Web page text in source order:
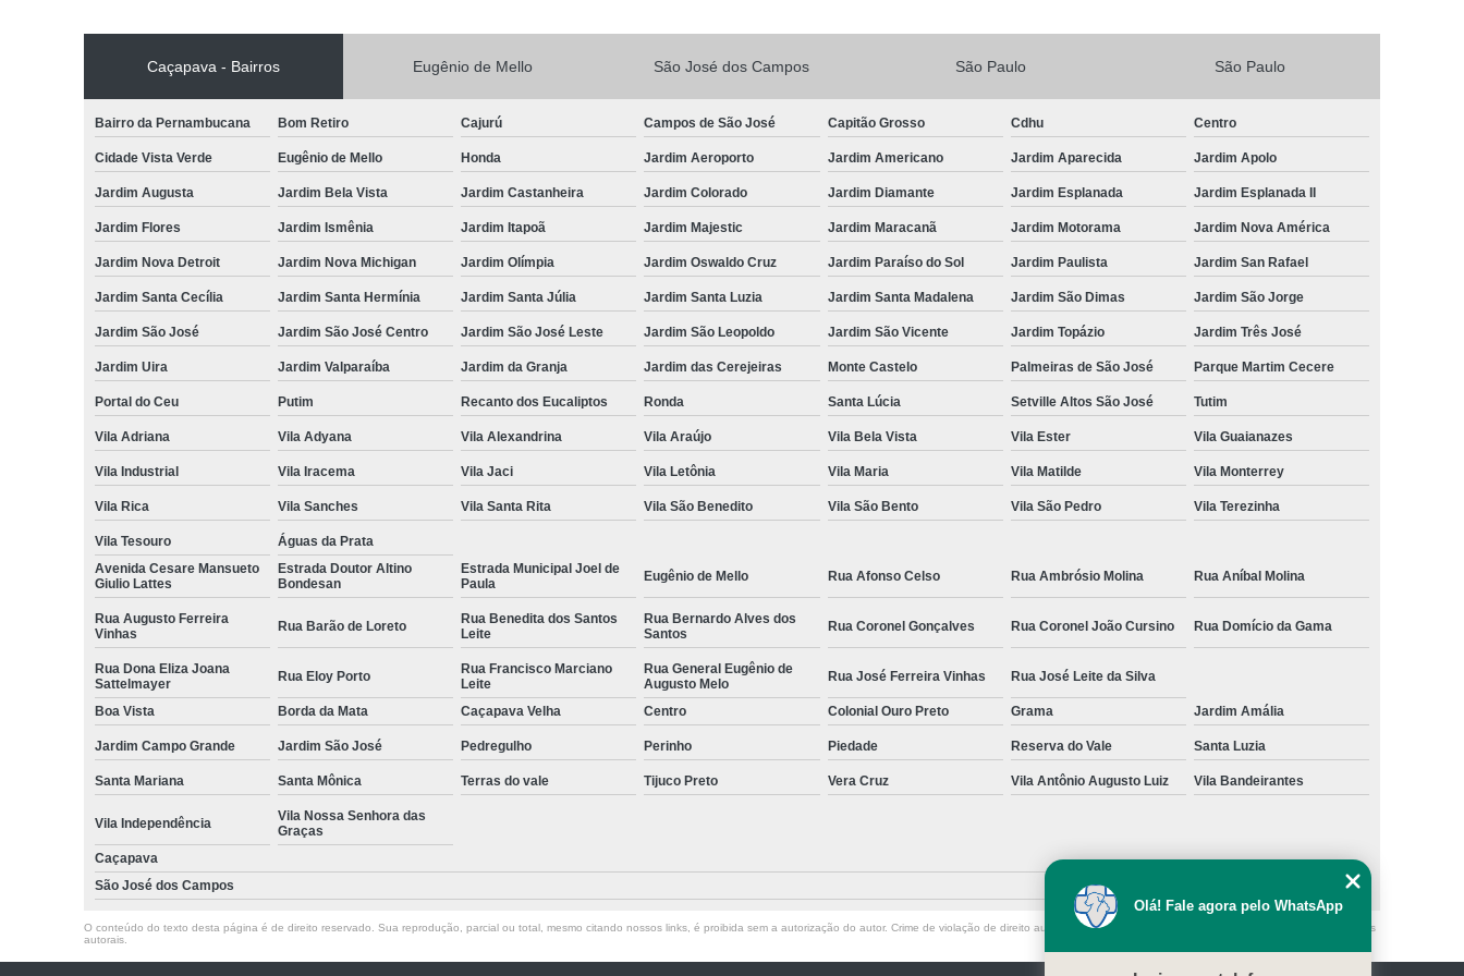
Vacina V10
Vacina V10 Importada Vacina V4 para Gatos
Veterinario 24horas
Veterinario 24hs
Veterinária 24 Horas
Veterinária 24 Horas Perto de Mim
Veterinário 24 Horas Mais Próximo
Veterinário 24 Horas Perto de Mim
Veterinário 24h
Veterinária Popular
Veterinária Popular 24 Horas
Veterinário 24 Horas Popular
Veterinário Popular
Veterinário Popular 24 Horas
Veterinário Popular 24h
Veterinário Popular Perto de Mim Veterinário Preço Popular
Caçapava - Bairros Eugênio de Mello São José dos Campos São Paulo São Paulo
Bairro da Pernambucana Bom Retiro Cajurú Campos de São José Capitão Grosso Cdhu Centro
Cidade Vista Verde Eugênio de Mello Honda Jardim Aeroporto Jardim Americano Jardim Aparecida Jardim Apolo
Jardim Augusta Jardim Bela Vista Jardim Castanheira Jardim Colorado Jardim Diamante Jardim Esplanada Jardim Esplanada II
Jardim Flores Jardim Ismênia Jardim Itapoã Jardim Majestic Jardim Maracanã Jardim Motorama Jardim Nova América
Jardim Nova Detroit Jardim Nova Michigan Jardim Olímpia Jardim Oswaldo Cruz Jardim Paraíso do Sol Jardim Paulista Jardim San Rafael
Jardim Santa Cecília Jardim Santa Hermínia Jardim Santa Júlia Jardim Santa Luzia Jardim Santa Madalena Jardim São Dimas Jardim São Jorge
Jardim São José Jardim São José Centro Jardim São José Leste Jardim São Leopoldo Jardim São Vicente Jardim Topázio Jardim Três José
Jardim Uira Jardim Valparaíba Jardim da Granja Jardim das Cerejeiras Monte Castelo Palmeiras de São José Parque Martim Cecere
Portal do Ceu Putim Recanto dos Eucaliptos Ronda Santa Lúcia Setville Altos São José Tutim
Vila Adriana Vila Adyana Vila Alexandrina Vila Araújo Vila Bela Vista Vila Ester Vila Guaianazes
Vila Industrial Vila Iracema Vila Jaci Vila Letônia Vila Maria Vila Matilde Vila Monterrey
Vila Rica Vila Sanches Vila Santa Rita Vila São Benedito Vila São Bento Vila São Pedro Vila Terezinha
Vila Tesouro
Águas da Prata
Avenida Cesare Mansueto
Giulio Lattes
Estrada Doutor Altino
Bondesan
Estrada Municipal Joel de
Paula
Eugênio de Mello Rua Afonso Celso Rua Ambrósio Molina Rua Aníbal Molina
Rua Augusto Ferreira
Vinhas
Rua Barão de Loreto
Rua Benedita dos Santos
Leite
Rua Bernardo Alves dos
Santos
Rua Coronel Gonçalves Rua Coronel João Cursino Rua Domício da Gama
Rua Dona Eliza Joana
Sattelmayer
Rua Eloy Porto
Rua Francisco Marciano
Leite
Rua General Eugênio de
Augusto Melo
Rua José Ferreira Vinhas Rua José Leite da Silva
Boa Vista Borda da Mata Caçapava Velha Centro Colonial Ouro Preto Grama Jardim Amália
Jardim Campo Grande Jardim São José Pedregulho Perinho Piedade Reserva do Vale Santa Luzia
Santa Mariana Santa Mônica Terras do vale Tijuco Preto Vera Cruz Vila Antônio Augusto Luiz Vila Bandeirantes
Vila Independência
Vila Nossa Senhora das
Graças
Caçapava
São José dos Campos
O conteúdo do texto desta página é de direito reservado. Sua reprodução, parcial ou total, mesmo citando nossos links, é proibida sem a autorização do autor. Crime de violação de direito autoral – artigo 184 do Código Penal –
Lei 9610/98 - Lei de direitos
autorais
Olá! Fale agora pelo WhatsApp